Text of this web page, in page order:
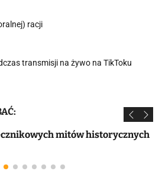
racji
transmisji na żywo na TikToku
mitów historycznych